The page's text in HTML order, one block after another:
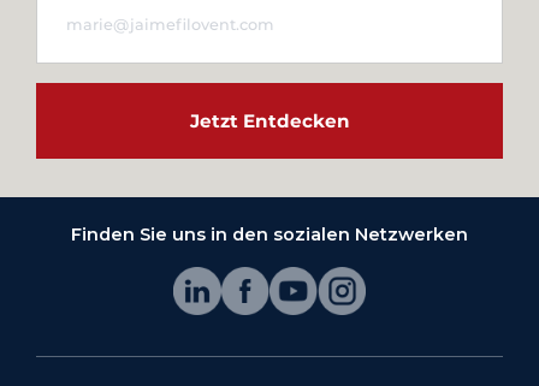
Jetzt Entdecken
Finden Sie uns in den sozialen Netzwerken